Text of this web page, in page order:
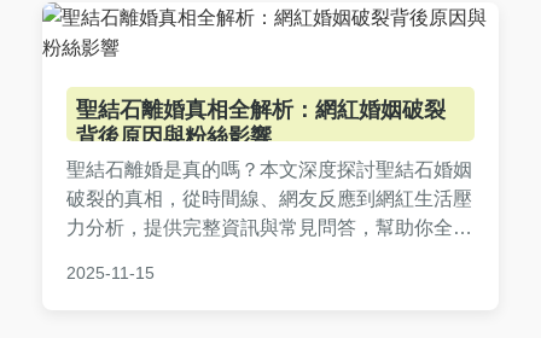
聖結石離婚真相全解析：網紅婚姻破裂
背後原因與粉絲影響
聖結石離婚是真的嗎？本文深度探討聖結石婚姻
破裂的真相，從時間線、網友反應到網紅生活壓
力分析，提供完整資訊與常見問答，幫助你全面
2025-11-15